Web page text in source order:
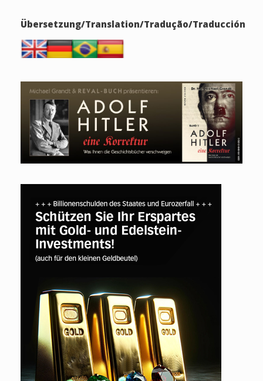
Übersetzung/Translation/Tradução/Traducción